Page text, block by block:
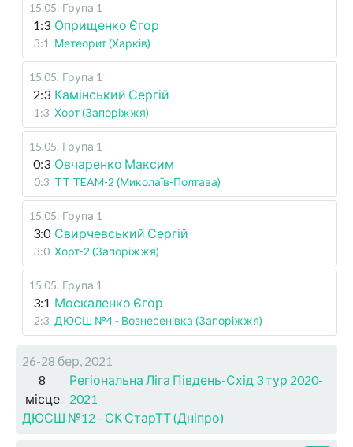
15.05. Група 1
1:3 Оприщенко Єгор
3:1 Метеорит (Харків)
15.05. Група 1
2:3 Камінський Сергій
1:3 Хорт (Запоріжжя)
15.05. Група 1
0:3 Овчаренко Максим
0:3 TT TEAM-2 (Миколаїв-Полтава)
15.05. Група 1
3:0 Свирчевський Сергій
3:0 Хорт-2 (Запоріжжя)
15.05. Група 1
3:1 Москаленко Єгор
2:3 ДЮСШ №4 - Вознесенівка (Запоріжжя)
26-28 бер, 2021
8
місце
Регіональна Ліга Південь-Схід 3 тур 2020-
2021
ДЮСШ №12 - СК СтарТТ (Дніпро)